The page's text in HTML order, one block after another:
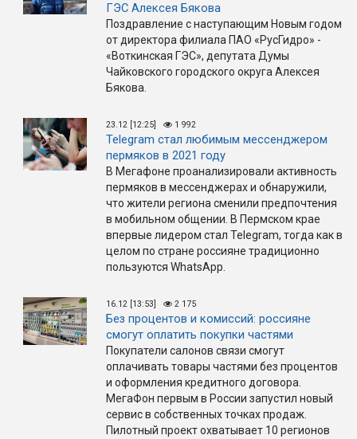
ГЭС Алексея Бякова
Поздравление с наступающим Новым годом
от директора филиала ПАО «РусГидро» -
«Воткинская ГЭС», депутата Думы
Чайковского городского округа Алексея
Бякова.
23.12 [12:25] 1 992
Telegram стал любимым мессенджером
пермяков в 2021 году
В Мегафоне проанализировали активность
пермяков в мессенджерах и обнаружили,
что жители региона сменили предпочтения
в мобильном общении. В Пермском крае
впервые лидером стал Telegram, тогда как в
целом по стране россияне традиционно
пользуются WhatsApp.
16.12 [13:53] 2 175
Без процентов и комиссий: россияне
смогут оплатить покупки частями
Покупатели салонов связи смогут
оплачивать товары частями без процентов
и оформления кредитного договора.
МегаФон первым в России запустил новый
сервис в собственных точках продаж.
Пилотный проект охватывает 10 регионов